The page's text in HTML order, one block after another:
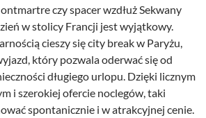
czy spacer wzdłuż Sekwany
w stolicy Francji jest wyjątkowy.
cieszy się city break w Paryżu,
który pozwala oderwać się od
długiego urlopu. Dzięki licznym
i szerokiej ofercie noclegów, taki
spontanicznie i w atrakcyjnej cenie.